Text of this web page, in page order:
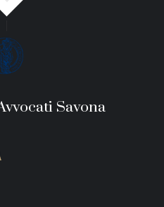
Savona